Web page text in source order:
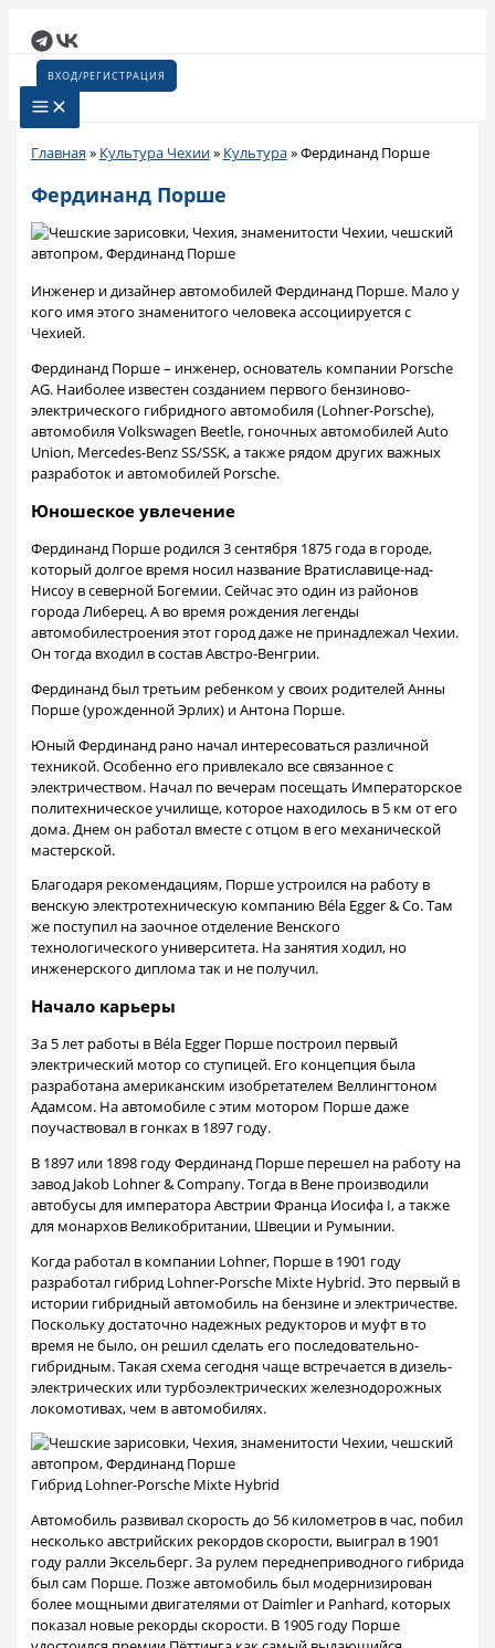
содержимому
ВХОД/РЕГИСТРАЦИЯ
Главная » Культура Чехии» Культура»Фердинанд Порше
Фердинанд Порше
Инженер и дизайнер автомобилей Фердинанд Порше. Мало у
кого имя этого знаменитого человека ассоциируется с
Чехией.
Фердинанд Порше – инженер, основатель компании Porsche
AG. Наиболее известен созданием первого бензиново-
электрического гибридного автомобиля (Lohner-Porsche),
автомобиля Volkswagen Beetle, гоночных автомобилей Auto
Union, Mercedes-Benz SS/SSK, а также рядом других важных
разработок и автомобилей Porsche.
Юношеское увлечение
Фердинанд Порше родился 3 сентября 1875 года в городе,
который долгое время носил название Вратиславице-над-
Нисоу в северной Богемии. Сейчас это один из районов
города Либерец. А во время рождения легенды
автомобилестроения этот город даже не принадлежал Чехии.
Он тогда входил в состав Австро-Венгрии.
Фердинанд был третьим ребенком у своих родителей Анны
Порше (урожденной Эрлих) и Антона Порше.
Юный Фердинанд рано начал интересоваться различной
техникой. Особенно его привлекало все связанное с
электричеством. Начал по вечерам посещать Императорское
политехническое училище, которое находилось в 5 км от его
дома. Днем он работал вместе с отцом в его механической
мастерской.
Благодаря рекомендациям, Порше устроился на работу в
венскую электротехническую компанию Béla Egger & Co. Там
же поступил на заочное отделение Венского
технологического университета. На занятия ходил, но
инженерского диплома так и не получил.
Начало карьеры
За 5 лет работы в Béla Egger Порше построил первый
электрический мотор со ступицей. Его концепция была
разработана американским изобретателем Веллингтоном
Адамсом. На автомобиле с этим мотором Порше даже
поучаствовал в гонках в 1897 году.
В 1897 или 1898 году Фердинанд Порше перешел на работу на
завод Jakob Lohner & Company. Тогда в Вене производили
автобусы для императора Австрии Франца Иосифа I, а также
для монархов Великобритании, Швеции и Румынии.
Когда работал в компании Lohner, Порше в 1901 году
разработал гибрид Lohner-Porsche Mixte Hybrid. Это первый в
истории гибридный автомобиль на бензине и электричестве.
Поскольку достаточно надежных редукторов и муфт в то
время не было, он решил сделать его последовательно-
гибридным. Такая схема сегодня чаще встречается в дизель-
электрических или турбоэлектрических железнодорожных
локомотивах, чем в автомобилях.
Гибрид Lohner-Porsche Mixte Hybrid
Автомобиль развивал скорость до 56 километров в час, побил
несколько австрийских рекордов скорости, выиграл в 1901
году ралли Эксельберг. За рулем переднеприводного гибрида
был сам Порше. Позже автомобиль был модернизирован
более мощными двигателями от Daimler и Panhard, которых
показал новые рекорды скорости. В 1905 году Порше